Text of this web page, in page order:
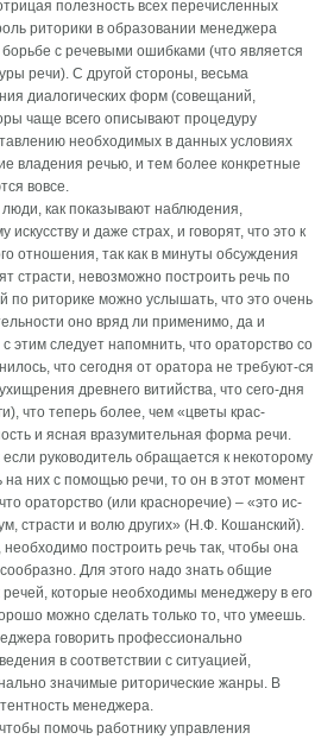
полезность всех перечисленных
риторики в образовании менеджера
с речевыми ошибками (что является
речи). С другой стороны, весьма
диалогических форм (совещаний,
чаще всего описывают процедуру
необходимых в данных условиях
владения речью, и тем более конкретные
вовсе.
как показывают наблюдения,
и даже страх, и говорят, что это к
отношения, так как в минуты обсуждения
страсти, невозможно построить речь по
по риторике можно услышать, что это очень
оно вряд ли применимо, да и
этим следует напомнить, что ораторство со
что сегодня от оратора не требуют-ся
древнего витийства, что сего-дня
что теперь более, чем «цветы крас-
и ясная вразумительная форма речи.
руководитель обращается к некоторому
на них с помощью речи, то он в этот момент
ораторство (или красноречие) – «это ис-
страсти и волю других» (Н.Ф. Кошанский).
построить речь так, чтобы она
Для этого надо знать общие
которые необходимы менеджеру в его
можно сделать только то, что умеешь.
говорить профессионально
в соответствии с ситуацией,
значимые риторические жанры. В
менеджера.
помочь работнику управления